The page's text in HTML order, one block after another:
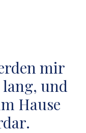
mir
und
Hause